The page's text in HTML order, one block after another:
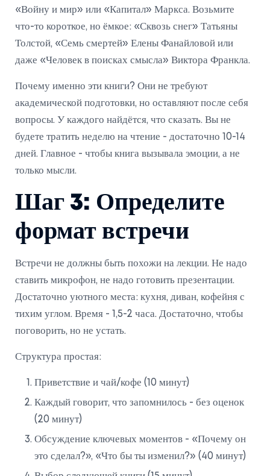
«Войну и мир» или «Капитал» Маркса. Возьмите
что-то короткое, но ёмкое: «Сквозь снег» Татьяны
Толстой, «Семь смертей» Елены Фанайловой или
даже «Человек в поисках смысла» Виктора Франкла.
Почему именно эти книги? Они не требуют
академической подготовки, но оставляют после себя
вопросы. У каждого найдётся, что сказать. Вы не
будете тратить неделю на чтение - достаточно 10-14
дней. Главное - чтобы книга вызывала эмоции, а не
только мысли.
Шаг 3: Определите
формат встречи
Встречи не должны быть похожи на лекции. Не надо
ставить микрофон, не надо готовить презентации.
Достаточно уютного места: кухня, диван, кофейня с
тихим углом. Время - 1,5-2 часа. Достаточно, чтобы
поговорить, но не устать.
Структура простая:
Приветствие и чай/кофе (10 минут)
Каждый говорит, что запомнилось - без оценок
(20 минут)
Обсуждение ключевых моментов - «Почему он
это сделал?», «Что бы ты изменил?» (40 минут)